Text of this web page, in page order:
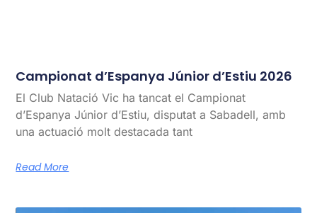
Campionat d’Espanya Júnior d’Estiu 2026
El Club Natació Vic ha tancat el Campionat
d’Espanya Júnior d’Estiu, disputat a Sabadell, amb
una actuació molt destacada tant
Read More